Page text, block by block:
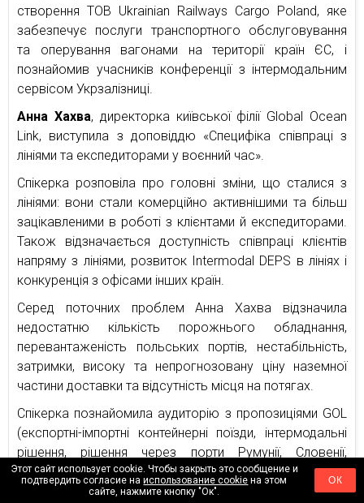
створення ТОВ Ukrainian Railways Cargo Poland, яке
забезпечує послуги транспортного обслуговування
та оперування вагонами на території країн ЄС, і
познайомив учасників конференції з інтермодальним
сервісом Укрзалізниці.
Анна Хахва, директорка київської філії Global Ocean
Link, виступила з доповіддю «Специфіка співпраці з
лініями та експедиторами у воєнний час».
Спікерка розповіла про головні зміни, що сталися з
лініями: вони стали комерційно активнішими та більш
зацікавленими в роботі з клієнтами й експедиторами.
Також відзначається доступність співпраці клієнтів
напряму з лініями, розвиток Intermodal DEPS в лініях і
конкуренція з офісами інших країн.
Серед поточних проблем Анна Хахва відзначила
недостатню кількість порожнього обладнання,
перевантаженість польських портів, нестабільність,
затримки, високу та непрогнозовану ціну наземної
частини доставки та відсутність місця на потягах.
Спікерка познайомила аудиторію з пропозиціями GOL
(експортні-імпортні контейнерні поїзди, інтермодальні
рішення, рішення через порти Румунії, Словенії,
контрейлерні поїзди з Гданську та Каунасу та Познані
до Ягодину, склад в Мукачево, ЗД рішення з Коперу,
Этот сайт использует cookie. Чтобы закрыть это сообщение и
подтвердить согласие наиспользование cookie на этом
сайте, нажмите кнопку "Ок".
ОК